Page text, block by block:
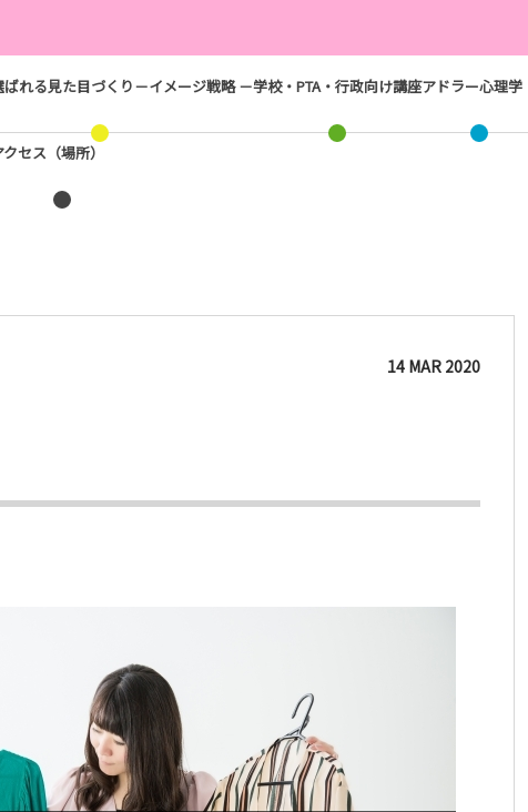
れる見た目づくり－イメージ戦略 －学校・PTA・行政向け講座アドラー心理学
クセス（場所）
14 MAR 2020